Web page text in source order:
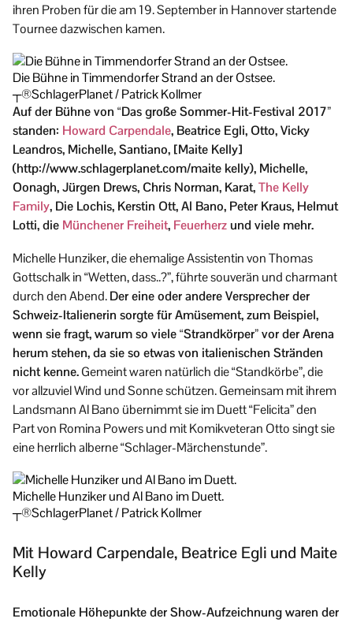
ihren Proben für die am 19. September in Hannover startende
Tournee dazwischen kamen.
Die Bühne in Timmendorfer Strand an der Ostsee.
┬®SchlagerPlanet / Patrick Kollmer
Auf der Bühne von “Das große Sommer-Hit-Festival 2017”
standen: Howard Carpendale, Beatrice Egli, Otto, Vicky
Leandros, Michelle, Santiano, [Maite Kelly]
(http://www.schlagerplanet.com/maite kelly), Michelle,
Oonagh, Jürgen Drews, Chris Norman, Karat,The Kelly
Family, Die Lochis, Kerstin Ott, Al Bano, Peter Kraus, Helmut
Lotti, die Münchener Freiheit, Feuerherzund viele mehr.
Michelle Hunziker, die ehemalige Assistentin von Thomas
Gottschalk in “Wetten, dass..?”, führte souverän und charmant
durch den Abend.Der eine oder andere Versprecher der
Schweiz-Italienerin sorgte für Amüsement, zum Beispiel,
wenn sie fragt, warum so viele “Strandkörper” vor der Arena
herum stehen, da sie so etwas von italienischen Stränden
nicht kenne.Gemeint waren natürlich die “Standkörbe”, die
vor allzuviel Wind und Sonne schützen. Gemeinsam mit ihrem
Landsmann Al Bano übernimmt sie im Duett “Felicita” den
Part von Romina Powers und mit Komikveteran Otto singt sie
eine herrlich alberne “Schlager-Märchenstunde”.
Michelle Hunziker und Al Bano im Duett.
┬®SchlagerPlanet / Patrick Kollmer
Mit Howard Carpendale, Beatrice Egli und Maite
Kelly
Emotionale Höhepunkte der Show-Aufzeichnung waren der